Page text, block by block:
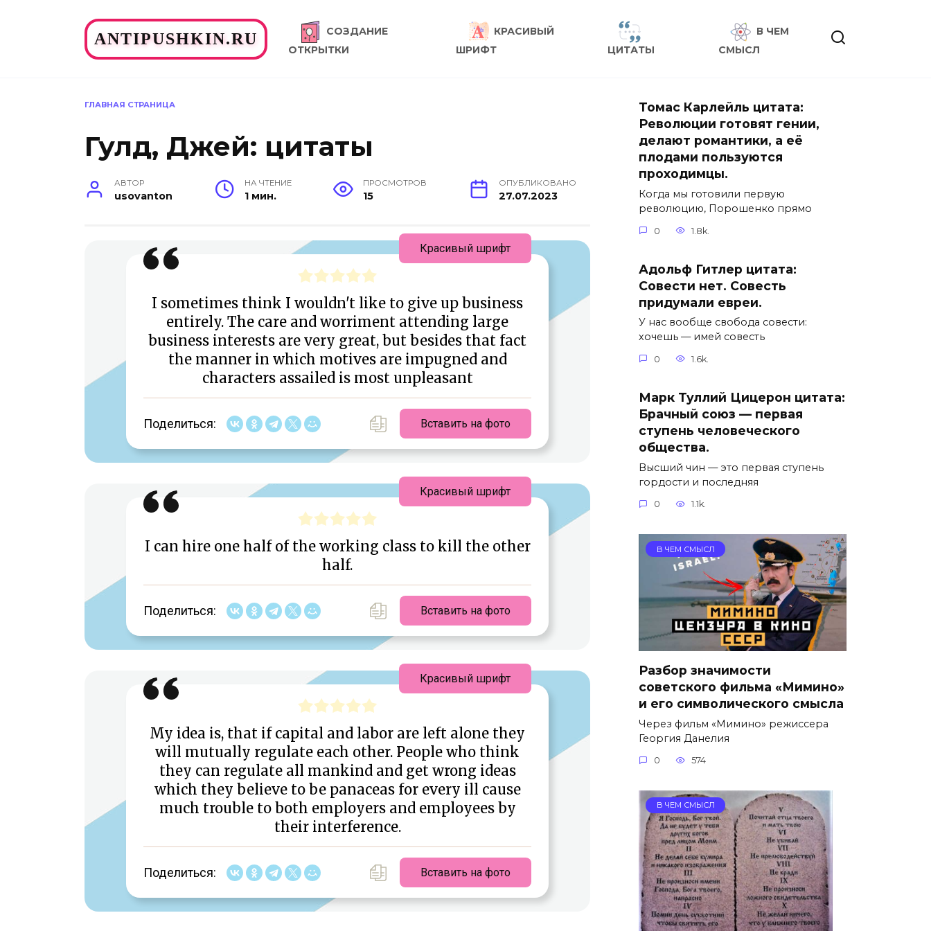
ANTIPUSHKIN.RU
СОЗДАНИЕ
ОТКРЫТКИ
КРАСИВЫЙ
ШРИФТ
ЦИТАТЫ
В ЧЕМ
СМЫСЛ
ГЛАВНАЯ СТРАНИЦА
Гулд, Джей: цитаты
АВТОР
usovanton
НА ЧТЕНИЕ
1 мин.
ПРОСМОТРОВ
15
ОПУБЛИКОВАНО
27.07.2023
I sometimes think I wouldn't like to give up business
entirely. The care and worriment attending large
business interests are very great, but besides that fact
the manner in which motives are impugned and
characters assailed is most unpleasant
Поделиться: Вставить на фото
Красивый шрифт
I can hire one half of the working class to kill the other
half.
Поделиться: Вставить на фото
Красивый шрифт
My idea is, that if capital and labor are left alone they
will mutually regulate each other. People who think
they can regulate all mankind and get wrong ideas
which they believe to be panaceas for every ill cause
much trouble to both employers and employees by
their interference.
Поделиться: Вставить на фото
Красивый шрифт
Томас Карлейль цитата:
Революции готовят гении,
делают романтики, а её
плодами пользуются
проходимцы.
Когда мы готовили первую
революцию, Порошенко прямо
0 1.8k.
Адольф Гитлер цитата:
Совести нет. Совесть
придумали евреи.
У нас вообще свобода совести:
хочешь — имей совесть
0 1.6k.
Марк Туллий Цицерон цитата:
Брачный союз — первая
ступень человеческого
общества.
Высший чин — это первая ступень
гордости и последняя
0 1.1k.
В ЧЕМ СМЫСЛ
Разбор значимости
советского фильма «Мимино»
и его символического смысла
Через фильм «Мимино» режиссера
Георгия Данелия
0 574
В ЧЕМ СМЫСЛ